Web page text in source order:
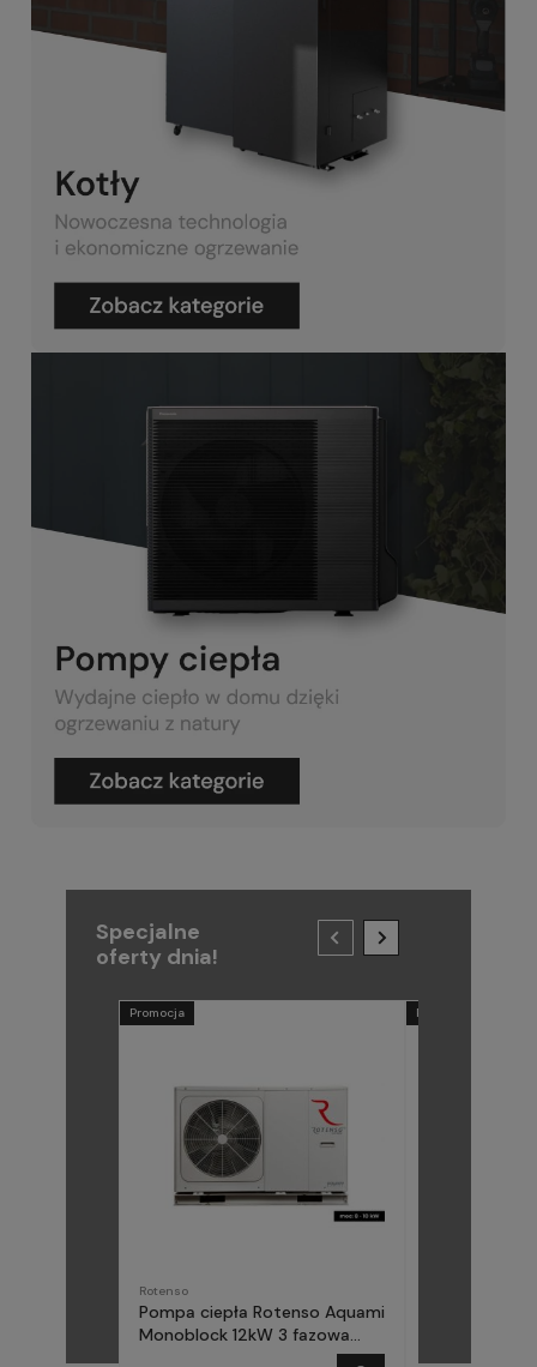
Specjalne
oferty dnia!
Rotenso
Pompa ciepła Rotenso Aquami
Monoblock 12kW 3 fazowa
Promocja Promocja